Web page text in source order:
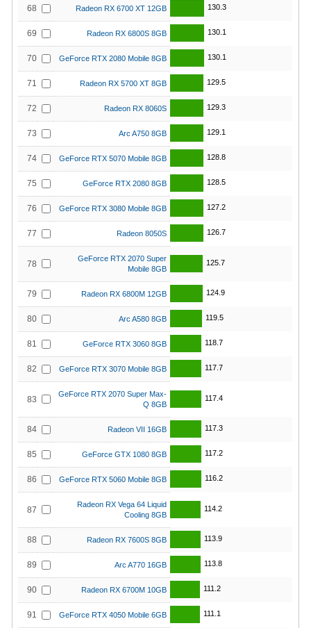
68 Radeon RX 6700 XT 12GB 130.3
69 Radeon RX 6800S 8GB 130.1
70 GeForce RTX 2080 Mobile 8GB 130.1
71 Radeon RX 5700 XT 8GB 129.5
72 Radeon RX 8060S 129.3
73 Arc A750 8GB 129.1
74 GeForce RTX 5070 Mobile 8GB 128.8
75 GeForce RTX 2080 8GB 128.5
76 GeForce RTX 3080 Mobile 8GB 127.2
77 Radeon 8050S 126.7
78
GeForce RTX 2070 Super
Mobile 8GB
125.7
79 Radeon RX 6800M 12GB 124.9
80 Arc A580 8GB 119.5
81 GeForce RTX 3060 8GB 118.7
82 GeForce RTX 3070 Mobile 8GB 117.7
83
GeForce RTX 2070 Super Max-
Q 8GB
117.4
84 Radeon VII 16GB 117.3
85 GeForce GTX 1080 8GB 117.2
86 GeForce RTX 5060 Mobile 8GB 116.2
87
Radeon RX Vega 64 Liquid
Cooling 8GB
114.2
88 Radeon RX 7600S 8GB 113.9
89 Arc A770 16GB 113.8
90 Radeon RX 6700M 10GB 111.2
91 GeForce RTX 4050 Mobile 6GB 111.1